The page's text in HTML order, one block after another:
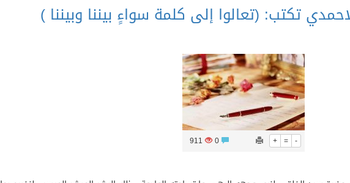
تكتب: (تعالوا إلى كلمة سواءٍ بيننا وبيننا )
+ = -
0
911